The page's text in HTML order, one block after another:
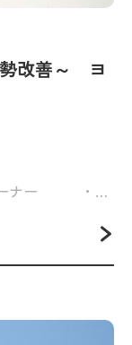
勢改善～ ヨ
小山真矢子（PHI Pilates マスタートレーナー ・Pilates et Rishell代表））